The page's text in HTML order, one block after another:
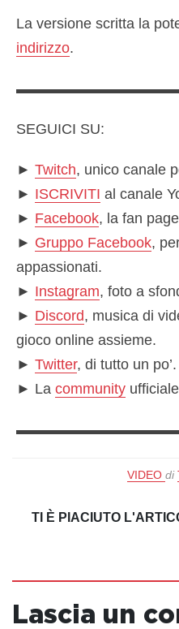
La versione scritta la
indirizzo.
SEGUICI SU:
► Twitch, unico canale
► ISCRIVITI al canale
► Facebook, la fan
► Gruppo Facebook,
appassionati.
► Instagram, foto a
► Discord, musica di
gioco online assieme.
► Twitter, di tutto un po’.
► La community
VIDEO di
TI È PIACIUTO
Lascia un